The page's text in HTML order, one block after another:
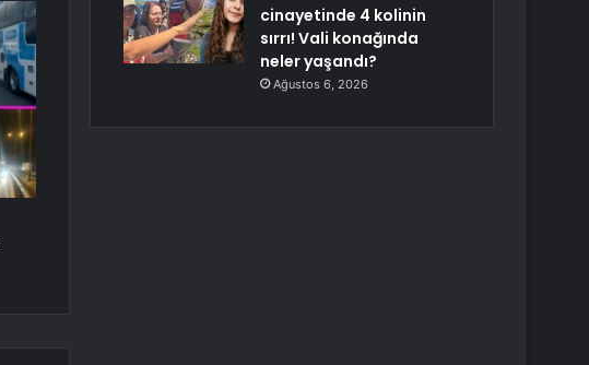
cinayetinde 4 kolinin
sırrı! Vali konağında
neler yaşandı?
Ağustos 6, 2026